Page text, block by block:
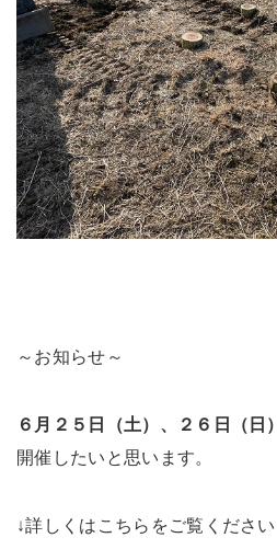
～お知らせ～
６月２５日（土）、２６日（日）
開催したいと思います。
↓詳しくはこちらをご覧ください